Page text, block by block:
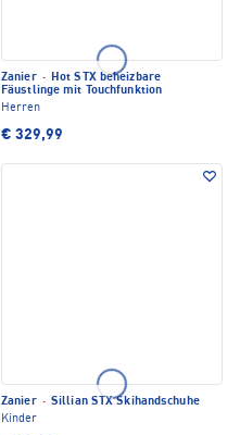
Zanier · Hot STX beheizbare
Fäustlinge mit Touchfunktion
Herren
€ 329,99
Zanier · Sillian STX Skihandschuhe
Kinder